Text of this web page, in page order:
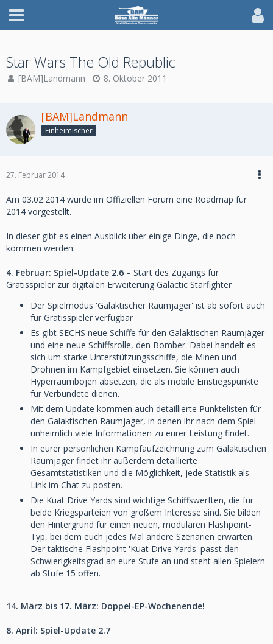
Star Wars The Old Republic
[BAM]Landmann 8. Oktober 2011
[BAM]Landmann
Einheimischer
27. Februar 2014
Am 03.02.2014 wurde im Offiziellen Forum eine Roadmap für
2014 vorgestellt.
In dieser gibt es einen Ausblick über einige Dinge, die noch
kommen werden:
4. Februar: Spiel-Update 2.6 – Start des Zugangs für
Gratisspieler zur digitalen Erweiterung Galactic Starfighter
Der Spielmodus 'Galaktischer Raumjäger' ist ab sofort auch
für Gratisspieler verfügbar
Es gibt SECHS neue Schiffe für den Galaktischen Raumjäger
und eine neue Schiffsrolle, den Bomber. Dabei handelt es
sich um starke Unterstützungsschiffe, die Minen und
Drohnen im Kampfgebiet einsetzen. Sie können auch
Hyperraumbojen absetzen, die als mobile Einstiegspunkte
für Verbündete dienen.
Mit dem Update kommen auch detaillierte Punktelisten für
den Galaktischen Raumjäger, in denen ihr nach dem Spiel
unheimlich viele Informationen zu eurer Leistung findet.
In eurer persönlichen Kampfaufzeichnung zum Galaktischen
Raumjäger findet ihr außerdem detaillierte
Gesamtstatistiken und die Möglichkeit, jede Statistik als
Link im Chat zu posten.
Die Kuat Drive Yards sind wichtige Schiffswerften, die für
beide Kriegsparteien von großem Interesse sind. Sie bilden
den Hintergrund für einen neuen, modularen Flashpoint-
Typ, bei dem euch jedes Mal andere Szenarien erwarten.
Der taktische Flashpoint 'Kuat Drive Yards' passt den
Schwierigkeitsgrad an eure Stufe an und steht allen Spielern
ab Stufe 15 offen.
14. März bis 17. März: Doppel-EP-Wochenende!
8. April: Spiel-Update 2.7